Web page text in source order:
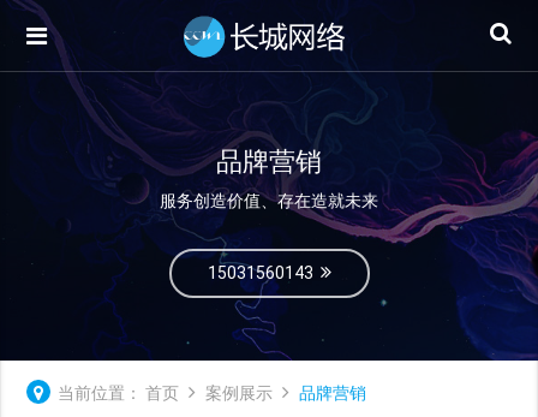
品牌营销
服务创造价值、存在造就未来
15031560143
当前位置： 首页 案例展示 品牌营销